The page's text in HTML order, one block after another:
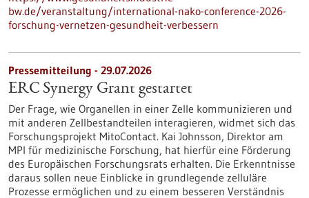
bw.de/veranstaltung/international-nako-conference-2026-
forschung-vernetzen-gesundheit-verbessern
Pressemitteilung - 29.07.2026
ERC Synergy Grant gestartet
Der Frage, wie Organellen in einer Zelle kommunizieren und
mit anderen Zellbestandteilen interagieren, widmet sich das
Forschungsprojekt MitoContact. Kai Johnsson, Direktor am
MPI für medizinische Forschung, hat hierfür eine Förderung
des Europäischen Forschungsrats erhalten. Die Erkenntnisse
daraus sollen neue Einblicke in grundlegende zelluläre
Prozesse ermöglichen und zu einem besseren Verständnis